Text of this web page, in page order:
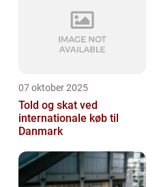
07 oktober 2025
Told og skat ved
internationale køb til
Danmark